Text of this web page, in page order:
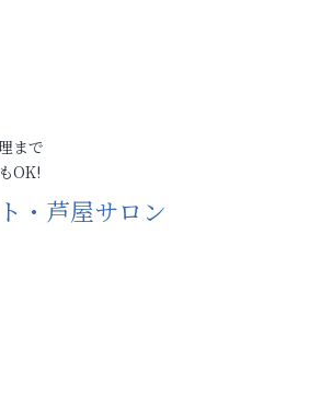
まで
OK!
・芦屋サロン